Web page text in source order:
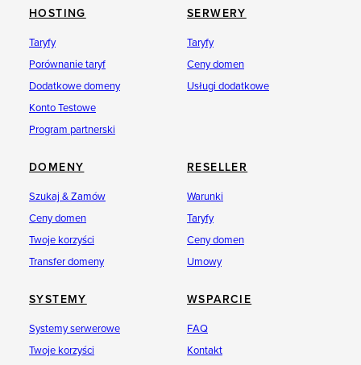
HOSTING
Taryfy
Porównanie taryf
Dodatkowe domeny
Konto Testowe
Program partnerski
SERWERY
Taryfy
Ceny domen
Usługi dodatkowe
DOMENY
Szukaj & Zamów
Ceny domen
Twoje korzyści
Transfer domeny
RESELLER
Warunki
Taryfy
Ceny domen
Umowy
SYSTEMY
Systemy serwerowe
Twoje korzyści
WSPARCIE
FAQ
Kontakt